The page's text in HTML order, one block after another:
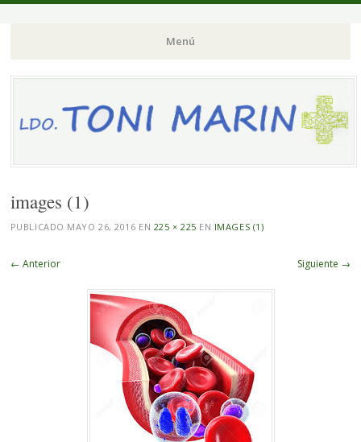
Menú
Saltar
contenido.
images (1)
PUBLICADO MAYO 26, 2016 EN 225 × 225 EN IMAGES (1)
← Anterior Siguiente →